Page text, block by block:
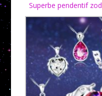
Superbe pendentif